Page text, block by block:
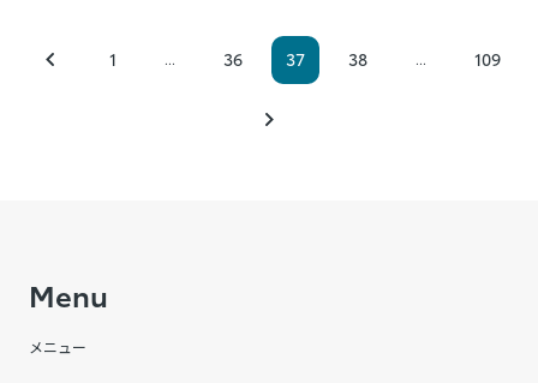
1 ... 36 37 38 ... 109
Menu
メニュー